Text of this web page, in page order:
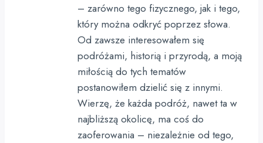
– zarówno tego fizycznego, jak i tego,
który można odkryć poprzez słowa.
Od zawsze interesowałem się
podróżami, historią i przyrodą, a moją
miłością do tych tematów
postanowiłem dzielić się z innymi.
Wierzę, że każda podróż, nawet ta w
najbliższą okolicę, ma coś do
zaoferowania – niezależnie od tego,